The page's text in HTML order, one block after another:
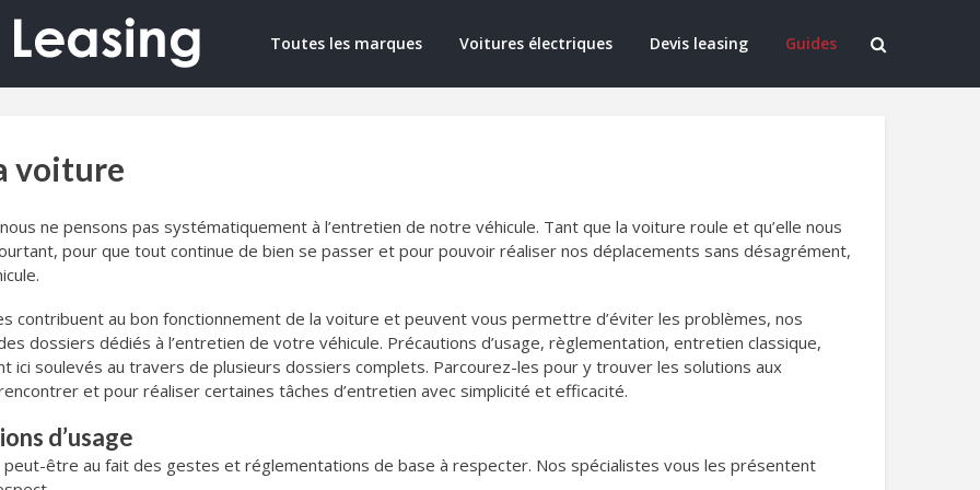
Toutes les marques Voitures électriques Devis leasing Guides
voiture
ne pensons pas systématiquement à l’entretien de notre véhicule. Tant que la voiture roule et qu’elle nous
pour que tout continue de bien se passer et pour pouvoir réaliser nos déplacements sans désagrément,
contribuent au bon fonctionnement de la voiture et peuvent vous permettre d’éviter les problèmes, nos
dossiers dédiés à l’entretien de votre véhicule. Précautions d’usage, règlementation, entretien classique,
soulevés au travers de plusieurs dossiers complets. Parcourez-les pour y trouver les solutions aux
et pour réaliser certaines tâches d’entretien avec simplicité et efficacité.
d’usage
peut-être au fait des gestes et réglementations de base à respecter. Nos spécialistes vous les présentent